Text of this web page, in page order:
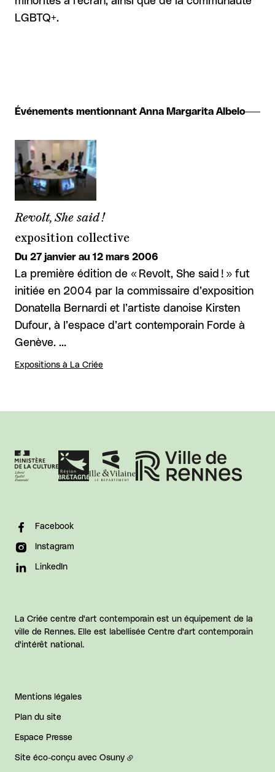
LGBTQ+.
Événements mentionnant Anna Margarita Albelo
Revolt, She said !
exposition collective
Du 27 janvier au 12 mars 2006
La première édition de « Revolt, She said ! » fut
initiée en 2004 par la commissaire d’exposition
Donatella Bernardi et l’artiste danoise Kirsten
Dufour, à l’espace d’art contemporain Forde à
Genève. …
Expositions à La Criée
Facebook
Instagram
LinkedIn
La Criée centre d'art contemporain est un équipement de la
ville de Rennes. Elle est labellisée Centre d'art contemporain
d'intérêt national.
Mentions légales
Plan du site
Espace Presse
Site éco-conçu avec Osuny